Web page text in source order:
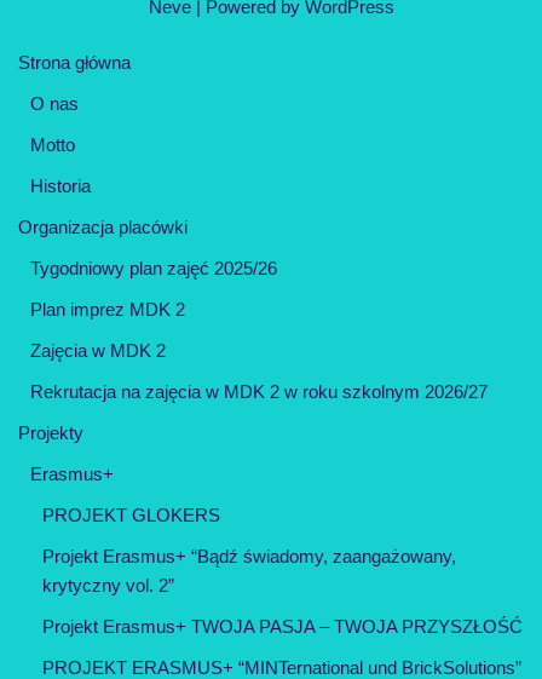
Neve| Powered by WordPress
Strona główna
O nas
Motto
Historia
Organizacja placówki
Tygodniowy plan zajęć 2025/26
Plan imprez MDK 2
Zajęcia w MDK 2
Rekrutacja na zajęcia w MDK 2 w roku szkolnym 2026/27
Projekty
Erasmus+
PROJEKT GLOKERS
Projekt Erasmus+ “Bądź świadomy, zaangażowany,
krytyczny vol. 2”
Projekt Erasmus+ TWOJA PASJA – TWOJA PRZYSZŁOŚĆ
PROJEKT ERASMUS+ “MINTernational und BrickSolutions”